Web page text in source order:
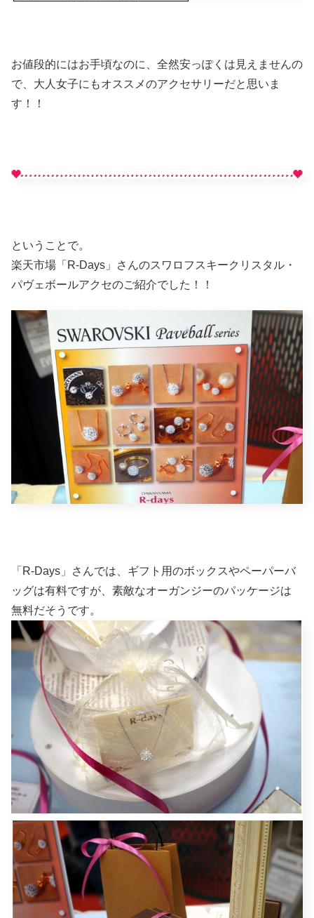
お値段的にはお手頃なのに、全然安っぽくは見えませんの
で、大人女子にもオススメのアクセサリーだと思いま
す！！
ということで。
楽天市場「R-Days」さんのスワロフスキークリスタル・
パヴェボールアクセのご紹介でした！！
「R-Days」さんでは、ギフト用のボックスやペーパーバ
ッグは有料ですが、素敵なオーガンジーのパッケージは
無料だそうです。